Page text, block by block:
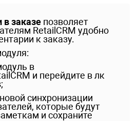
заказе позволяет
RetailCRM удобно
к заказу.
в
и перейдите в лк
синхронизации
которые будут
и сохраните